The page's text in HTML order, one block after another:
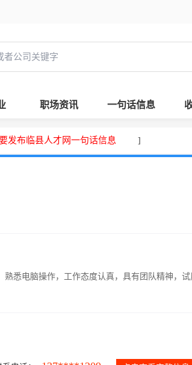
职场资讯 一句话信息
发布临县人才网一句话信息 ]
悉电脑操作，工作态度认真，具有团队精神，